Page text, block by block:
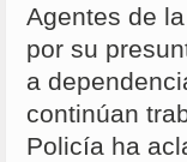
Agentes de
por su
a
continúan
Policía ha